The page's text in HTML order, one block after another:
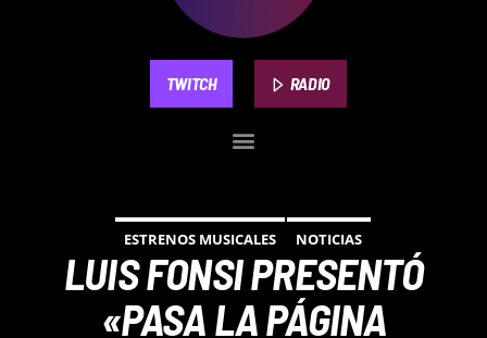
TWITCH RADIO
PLAYFM 95.9
REPRODUCTOR WEB
ESTRENOS MUSICALES NOTICIAS
LUIS FONSI PRESENTÓ
«PASA LA PÁGINA